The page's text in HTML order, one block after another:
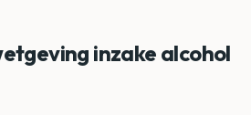
inzake alcohol